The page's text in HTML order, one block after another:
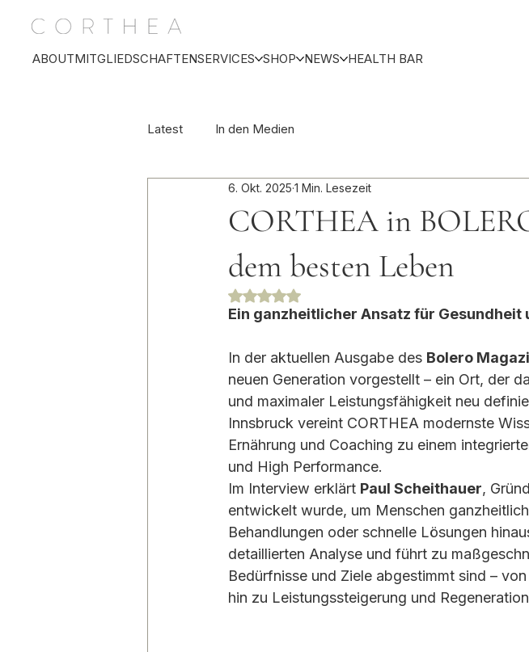
ABOUTMITGLIEDSCHAFTENSERVICES SHOP NEWS HEALTH BAR
Latest In den Medien
CORTHEA in
dem besten Leben
6. Okt. 2025 1 Min. Lesezeit
Mit NaN von 5 Sternen bewertet.
Ein ganzheitlicher Ansatz für Gesundheit
In der aktuellen Ausgabe des Bolero
neuen Generation vorgestellt – ein Ort, der
und maximaler Leistungsfähigkeit neu
Innsbruck vereint CORTHEA modernste
Ernährung und Coaching zu einem
und High Performance.
Im Interview erklärt Paul Scheithauer,
entwickelt wurde, um Menschen
Behandlungen oder schnelle Lösungen
detaillierten Analyse und führt zu
Bedürfnisse und Ziele abgestimmt sind –
hin zu Leistungssteigerung und